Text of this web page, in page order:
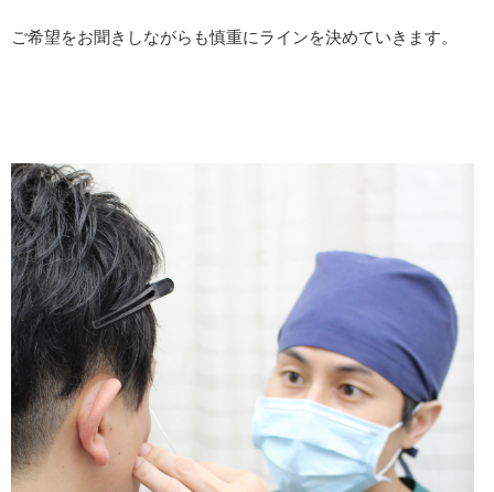
ご希望をお聞きしながらも慎重にラインを決めていきます。